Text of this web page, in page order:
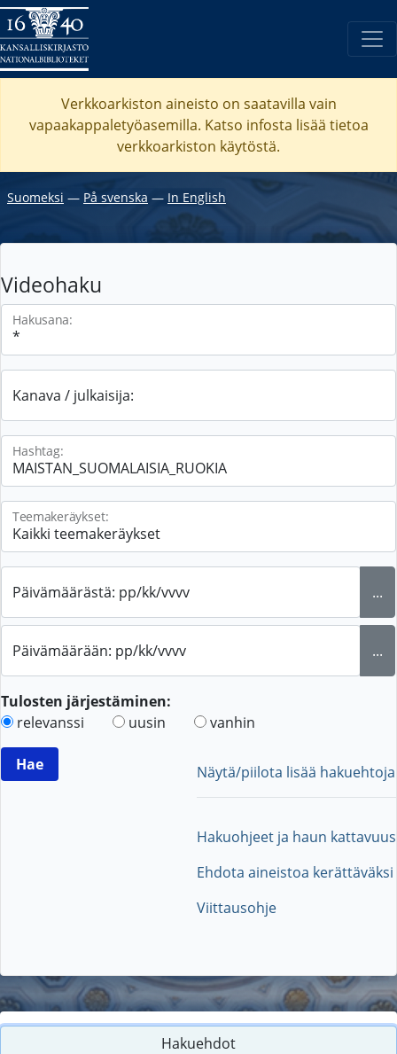
Verkkoarkiston aineisto on saatavilla vain
vapaakappaletyöasemilla. Katso infosta lisää tietoa
verkkoarkiston käytöstä.
Suomeksi ― På svenska ― In English
Videohaku
Hakusana:
Kanava / julkaisija:
Hashtag:
Teemakeräykset:
Päivämäärästä: pp/kk/vvvv ...
Päivämäärään: pp/kk/vvvv ...
Tulosten järjestäminen:
relevanssi
uusin vanhin
Näytä/piilota lisää hakuehtoja
Hakuohjeet ja haun kattavuus
Ehdota aineistoa kerättäväksi
Viittausohje
Hakuehdot